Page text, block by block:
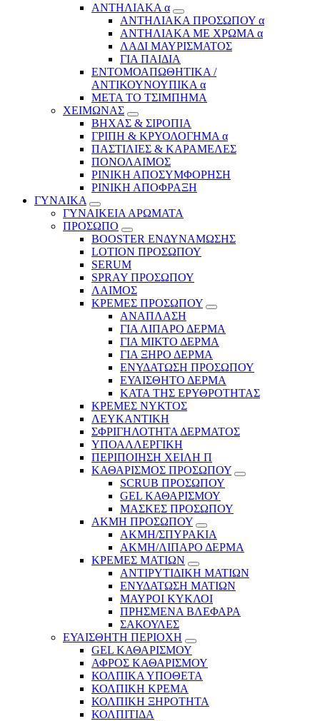
ΑΝΤΗΛΙΑΚΑ α
ΑΝΤΗΛΙΑΚΑ ΠΡΟΣΩΠΟΥ α
ΑΝΤΗΛΙΑΚΑ ΜΕ ΧΡΩΜΑ α
ΛΑΔΙ ΜΑΥΡΙΣΜΑΤΟΣ
ΓΙΑ ΠΑΙΔΙΑ
ΕΝΤΟΜΟΑΠΩΘΗΤΙΚΑ /
ΑΝΤΙΚΟΥΝΟΥΠΙΚΑ α
ΜΕΤΑ ΤΟ ΤΣΙΜΠΗΜΑ
ΧΕΙΜΩΝΑΣ
ΒΗΧΑΣ & ΣΙΡΟΠΙΑ
ΓΡΙΠΗ & ΚΡΥΟΛΟΓΗΜΑ α
ΠΑΣΤΙΛΙΕΣ & ΚΑΡΑΜΕΛΕΣ
ΠΟΝΟΛΑΙΜΟΣ
ΡΙΝΙΚΗ ΑΠΟΣΥΜΦΟΡΗΣΗ
ΡΙΝΙΚΗ ΑΠΟΦΡΑΞΗ
ΓΥΝΑΙΚΑ
ΓΥΝΑΙΚΕΙΑ ΑΡΩΜΑΤΑ
ΠΡΟΣΩΠΟ
BOOSTER ΕΝΔΥΝΑΜΩΣΗΣ
LOTION ΠΡΟΣΩΠΟΥ
SERUM
SPRAY ΠΡΟΣΩΠΟΥ
ΛΑΙΜΟΣ
ΚΡΕΜΕΣ ΠΡΟΣΩΠΟΥ
ΑΝΑΠΛΑΣΗ
ΓΙΑ ΛΙΠΑΡΟ ΔΕΡΜΑ
ΓΙΑ ΜΙΚΤΟ ΔΕΡΜΑ
ΓΙΑ ΞΗΡΟ ΔΕΡΜΑ
ΕΝΥΔΑΤΩΣΗ ΠΡΟΣΩΠΟΥ
ΕΥΑΙΣΘΗΤΟ ΔΕΡΜΑ
ΚΑΤΑ ΤΗΣ ΕΡΥΘΡΟΤΗΤΑΣ
ΚΡΕΜΕΣ ΝΥΚΤΟΣ
ΛΕΥΚΑΝΤΙΚΗ
ΣΦΡΙΓΗΛΟΤΗΤΑ ΔΕΡΜΑΤΟΣ
ΥΠΟΑΛΛΕΡΓΙΚΗ
ΠΕΡΙΠΟΙΗΣΗ ΧΕΙΛΗ Π
ΚΑΘΑΡΙΣΜΟΣ ΠΡΟΣΩΠΟΥ
SCRUB ΠΡΟΣΩΠΟΥ
GEL ΚΑΘΑΡΙΣΜΟΥ
ΜΑΣΚΕΣ ΠΡΟΣΩΠΟΥ
ΑΚΜΗ ΠΡΟΣΩΠΟΥ
ΑΚΜΗ/ΣΠΥΡΑΚΙΑ
ΑΚΜΗ/ΛΙΠΑΡΟ ΔΕΡΜΑ
ΚΡΕΜΕΣ ΜΑΤΙΩΝ
ΑΝΤΙΡΥΤΙΔΙΚΗ ΜΑΤΙΩΝ
ΕΝΥΔΑΤΩΣΗ ΜΑΤΙΩΝ
ΜΑΥΡΟΙ ΚΥΚΛΟΙ
ΠΡΗΣΜΕΝΑ ΒΛΕΦΑΡΑ
ΣΑΚΟΥΛΕΣ
ΕΥΑΙΣΘΗΤΗ ΠΕΡΙΟΧΗ
GEL ΚΑΘΑΡΙΣΜΟΥ
ΑΦΡΟΣ ΚΑΘΑΡΙΣΜΟΥ
ΚΟΛΠΙΚΑ ΥΠΟΘΕΤΑ
ΚΟΛΠΙΚΗ ΚΡΕΜΑ
ΚΟΛΠΙΚΗ ΞΗΡΟΤΗΤΑ
ΚΟΛΠΙΤΙΔΑ